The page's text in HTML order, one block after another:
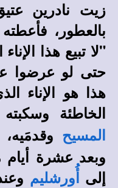
زيت نادرين
بالعطور،
"لا تبيع هذا
حتى لو عرضوا
هذا هو الإناء
الخاطئة
المسيح
وبعد عشرة أيام
إلى أُورشليم